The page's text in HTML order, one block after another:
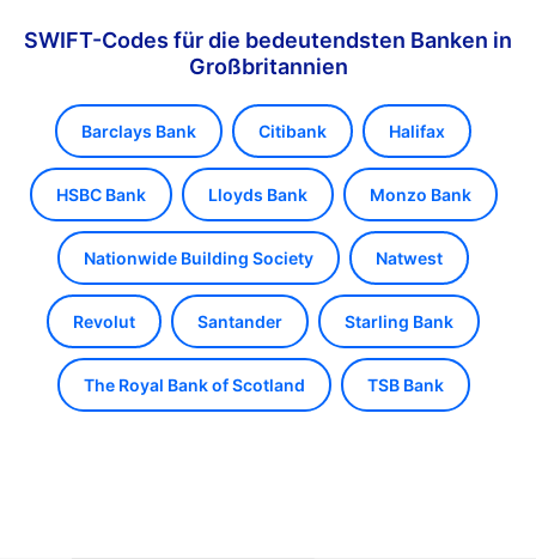
SWIFT-Codes für die bedeutendsten Banken in
Großbritannien
Barclays Bank Citibank Halifax
HSBC Bank Lloyds Bank Monzo Bank
Nationwide Building Society Natwest
Revolut Santander Starling Bank
The Royal Bank of Scotland TSB Bank